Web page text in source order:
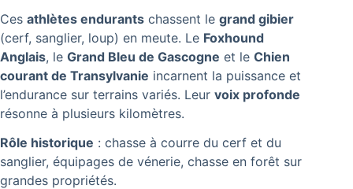
Ces athlètes endurants chassent le grand gibier
(cerf, sanglier, loup) en meute. Le Foxhound
Anglais, le Grand Bleu de Gascogne et le Chien
courant de Transylvanie incarnent la puissance et
l’endurance sur terrains variés. Leur voix profonde
résonne à plusieurs kilomètres.
Rôle historique : chasse à courre du cerf et du
sanglier, équipages de vénerie, chasse en forêt sur
grandes propriétés.